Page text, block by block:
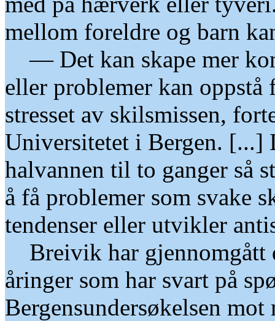
mellom foreldre og barn
— Det kan skape mer
eller problemer kan
stresset av skilsmissen,
Universitetet i Bergen. [...]
halvannen til to ganger så
å få problemer som svake
tendenser eller utvikler
Breivik har gjennomgått
åringer som har svart på
Bergensundersøkelsen